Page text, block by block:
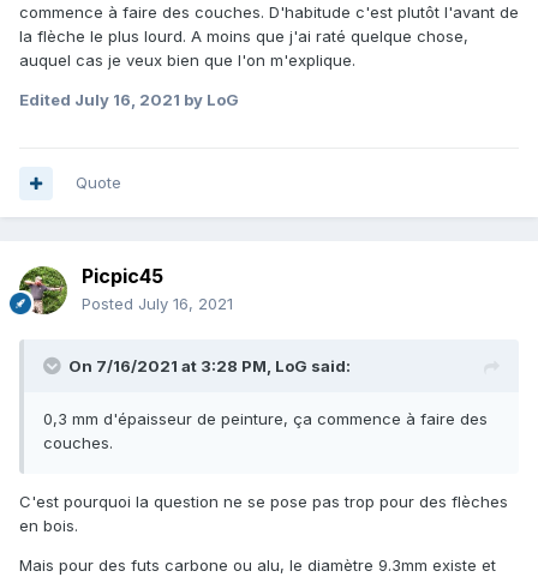
commence à faire des couches. D'habitude c'est plutôt l'avant de
la flèche le plus lourd. A moins que j'ai raté quelque chose,
auquel cas je veux bien que l'on m'explique.
Edited July 16, 2021 by LoG
Quote
Picpic45
Posted July 16, 2021
On 7/16/2021 at 3:28 PM, LoG said:
0,3 mm d'épaisseur de peinture, ça commence à faire des
couches.
C'est pourquoi la question ne se pose pas trop pour des flèches
en bois.
Mais pour des futs carbone ou alu, le diamètre 9.3mm existe et